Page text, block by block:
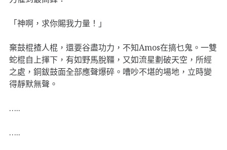
「神啊，求你賜我力量！」
棄鼓棍揸人棍，還要谷盡功力，不知Amos在搞乜鬼。一雙
蛇棍自上揮下，有如野馬脫韁，又如流星劃破天空，所經
之處，銅鈸鼓面全部應聲爆碎。嘈吵不堪的場地，立時變
得靜默無聲。
…..
…..